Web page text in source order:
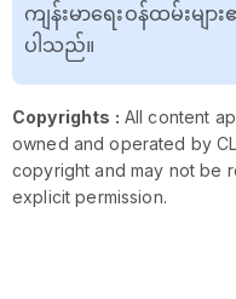
ကျန်းမာရေးဝန်ထမ်း
ပါသည်။
Copyrights : All content
owned and operated by
copyright and may not be
explicit permission.